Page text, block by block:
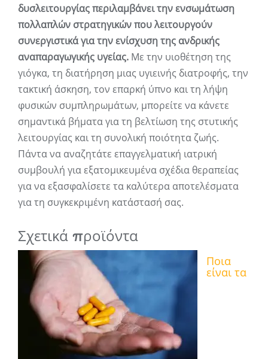
δυσλειτουργίας περιλαμβάνει την ενσωμάτωση
πολλαπλών στρατηγικών που λειτουργούν
συνεργιστικά για την ενίσχυση της ανδρικής
αναπαραγωγικής υγείας. Με την υιοθέτηση της
γιόγκα, τη διατήρηση μιας υγιεινής διατροφής, την
τακτική άσκηση, τον επαρκή ύπνο και τη λήψη
φυσικών συμπληρωμάτων, μπορείτε να κάνετε
σημαντικά βήματα για τη βελτίωση της στυτικής
λειτουργίας και τη συνολική ποιότητα ζωής.
Πάντα να αναζητάτε επαγγελματική ιατρική
συμβουλή για εξατομικευμένα σχέδια θεραπείας
για να εξασφαλίσετε τα καλύτερα αποτελέσματα
για τη συγκεκριμένη κατάστασή σας.
Σχετικά προϊόντα
Ποια
είναι τα